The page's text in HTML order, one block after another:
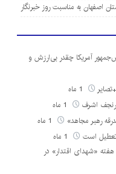
اصفهان به مناسبت روز خبرنگار
آمریکا چقدر بی‌ارزش و
اشرف
رهبر مجاهد»
«شهدای اقتدار» در